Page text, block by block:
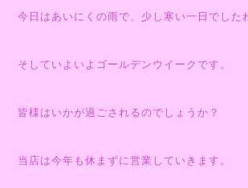
今日はあいにくの雨で、少し寒い一日でした
そしていよいよゴールデンウイークです。
皆様はいかが過ごされるのでしょうか？
当店は今年も休まずに営業していきます。